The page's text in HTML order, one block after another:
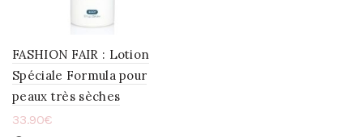
FASHION FAIR : Lotion
Spéciale Formula pour
peaux très sèches
33.90€